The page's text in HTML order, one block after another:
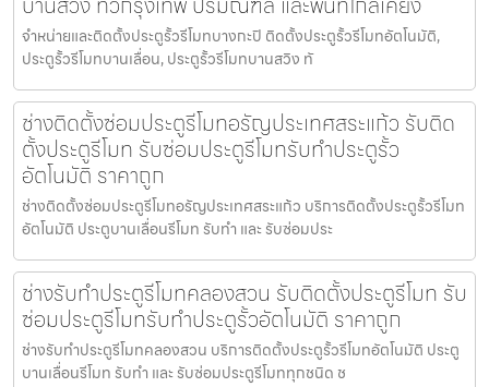
จำหน่ายและติดตั้งประตูรั้วรีโมทบางกะปิ ติดตั้งประตูรั้วรีโมทอัตโนมัติ,
ประตูรั้วรีโมทบานเลื่อน, ประตูรั้วรีโมทบานสวิง ทั
ช่างติดตั้งซ่อมประตูรีโมทอรัญประเทศสระแก้ว รับติด
ตั้งประตูรีโมท รับซ่อมประตูรีโมทรับทำประตูรั้ว
อัตโนมัติ ราคาถูก
ช่างติดตั้งซ่อมประตูรีโมทอรัญประเทศสระแก้ว บริการติดตั้งประตูรั้วรีโมท
อัตโนมัติ ประตูบานเลื่อนรีโมท รับทำ และ รับซ่อมประ
ช่างรับทำประตูรีโมทคลองสวน รับติดตั้งประตูรีโมท รับ
ซ่อมประตูรีโมทรับทำประตูรั้วอัตโนมัติ ราคาถูก
ช่างรับทำประตูรีโมทคลองสวน บริการติดตั้งประตูรั้วรีโมทอัตโนมัติ ประตู
บานเลื่อนรีโมท รับทำ และ รับซ่อมประตูรีโมททุกชนิด ช